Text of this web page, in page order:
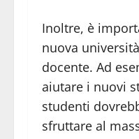
Inoltre, è
nuova
docente. Ad
aiutare i nuovi
studenti
sfruttare al